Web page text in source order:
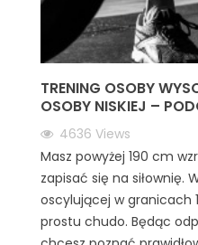
TRENING OSOBY
OSOBY NISKIEJ –
4636 Views
Masz powyżej 190 cm
zapisać się na siłownię.
oscylującej w granicach
prostu chudo. Będąc